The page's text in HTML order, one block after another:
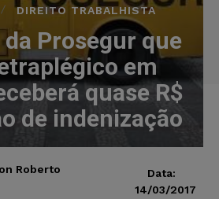
DIREITO TRABALHISTA
Prosegur que
em
quase R$
de indenização
Roberto
Data:
14/03/2017